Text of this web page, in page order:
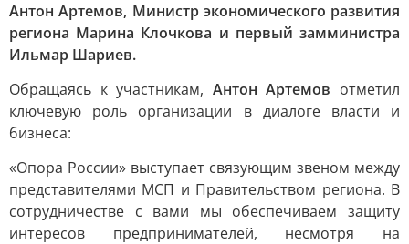
Антон Артемов, Министр экономического развития
региона Марина Клочкова и первый замминистра
Ильмар Шариев.
Обращаясь к участникам, Антон Артемов отметил
ключевую роль организации в диалоге власти и
бизнеса:
«Опора России» выступает связующим звеном между
представителями МСП и Правительством региона. В
сотрудничестве с вами мы обеспечиваем защиту
интересов предпринимателей, несмотря на